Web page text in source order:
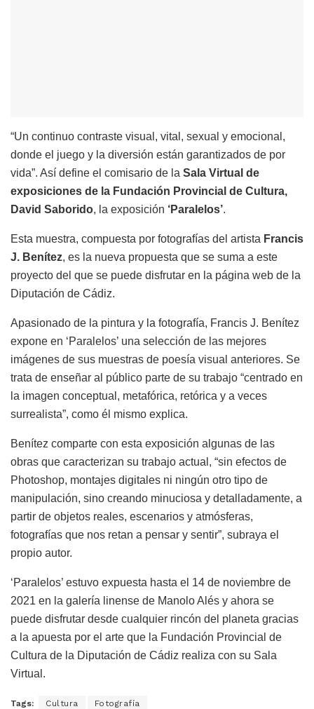
“Un continuo contraste visual, vital, sexual y emocional,
donde el juego y la diversión están garantizados de por
vida”. Así define el comisario de la Sala Virtual de
exposiciones de la Fundación Provincial de Cultura,
David Saborido, la exposición ‘Paralelos’.
Esta muestra, compuesta por fotografías del artista Francis
J. Benítez, es la nueva propuesta que se suma a este
proyecto del que se puede disfrutar en la página web de la
Diputación de Cádiz.
Apasionado de la pintura y la fotografía, Francis J. Benítez
expone en ‘Paralelos’ una selección de las mejores
imágenes de sus muestras de poesía visual anteriores. Se
trata de enseñar al público parte de su trabajo “centrado en
la imagen conceptual, metafórica, retórica y a veces
surrealista”, como él mismo explica.
Benítez comparte con esta exposición algunas de las
obras que caracterizan su trabajo actual, “sin efectos de
Photoshop, montajes digitales ni ningún otro tipo de
manipulación, sino creando minuciosa y detalladamente, a
partir de objetos reales, escenarios y atmósferas,
fotografías que nos retan a pensar y sentir”, subraya el
propio autor.
‘Paralelos’ estuvo expuesta hasta el 14 de noviembre de
2021 en la galería linense de Manolo Alés y ahora se
puede disfrutar desde cualquier rincón del planeta gracias
a la apuesta por el arte que la Fundación Provincial de
Cultura de la Diputación de Cádiz realiza con su Sala
Virtual.
Tags: Cultura Fotografía